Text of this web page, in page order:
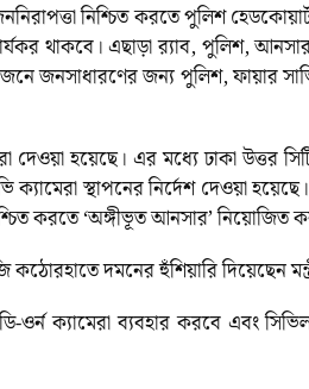
নিশ্চিত করতে পুলিশ
থাকবে। এছাড়া র‍্যাব, পুলিশ,
জনসাধারণের জন্য পুলিশ, ফায়ার
হয়েছে। এর মধ্যে ঢাকা উত্তর
স্থাপনের নির্দেশ দেওয়া
করতে ‘অঙ্গীভূত আনসার’ নিয়োজিত
দমনের হুঁশিয়ারি দিয়েছেন
ওর্ন ক্যামেরা ব্যবহার করবে এবং